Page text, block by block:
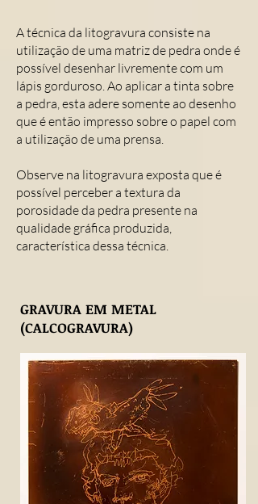
A técnica da litogravura consiste na
utilização de uma matriz de pedra onde é
possível desenhar livremente com um
lápis gorduroso. Ao aplicar a tinta sobre
a pedra, esta adere somente ao desenho
que é então impresso sobre o papel com
a utilização de uma prensa.
Observe na litogravura exposta que é
possível perceber a textura da
porosidade da pedra presente na
qualidade gráfica produzida,
característica dessa técnica.
GRAVURA EM METAL
(CALCOGRAVURA)